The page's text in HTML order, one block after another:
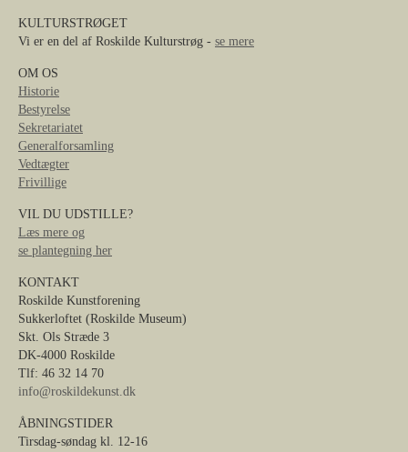
KULTURSTRØGET
Vi er en del af Roskilde Kulturstrøg - se mere
OM OS
Historie
Bestyrelse
Sekretariatet
Generalforsamling
Vedtægter
Frivillige
VIL DU UDSTILLE?
Læs mere og
se plantegning her
KONTAKT
Roskilde Kunstforening
Sukkerloftet (Roskilde Museum)
Skt. Ols Stræde 3
DK-4000 Roskilde
Tlf: 46 32 14 70
info@roskildekunst.dk
ÅBNINGSTIDER
Tirsdag-søndag kl. 12-16